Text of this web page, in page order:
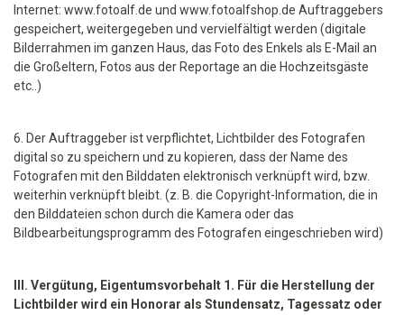
Internet: www.fotoalf.de und www.fotoalfshop.de Auftraggebers
gespeichert, weitergegeben und vervielfältigt werden (digitale
Bilderrahmen im ganzen Haus, das Foto des Enkels als E-Mail an
die Großeltern, Fotos aus der Reportage an die Hochzeitsgäste
etc..)
6. Der Auftraggeber ist verpflichtet, Lichtbilder des Fotografen
digital so zu speichern und zu kopieren, dass der Name des
Fotografen mit den Bilddaten elektronisch verknüpft wird, bzw.
weiterhin verknüpft bleibt. (z. B. die Copyright-Information, die in
den Bilddateien schon durch die Kamera oder das
Bildbearbeitungsprogramm des Fotografen eingeschrieben wird)
III. Vergütung, Eigentumsvorbehalt 1. Für die Herstellung der
Lichtbilder wird ein Honorar als Stundensatz, Tagessatz oder